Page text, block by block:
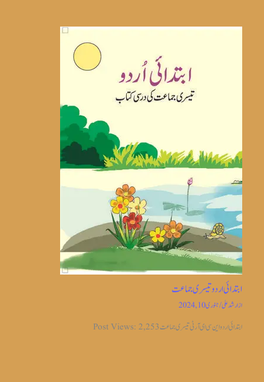
ابتدائی اردو تیسری جماعت
ازارشد علی/جنوری 10, 2024
ابتدائی اردو این سی ای آر ٹی تیسری جماعت Post Views: 2,253